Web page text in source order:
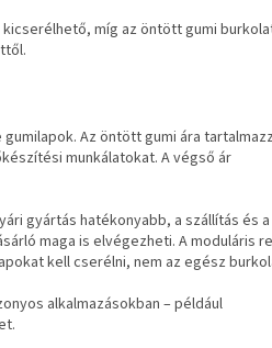
míg az öntött gumi
Az öntött gumi ára
munkálatokat. A végső ár
gyártás hatékonyabb, a szállítás és a
maga is elvégezheti. A moduláris
kell cserélni, nem az egész
alkalmazásokban – például